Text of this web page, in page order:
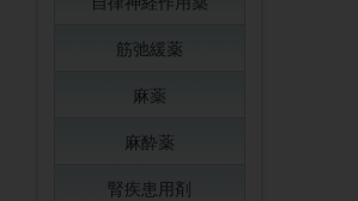
筋弛緩薬
麻薬
麻酔薬
腎疾患用剤